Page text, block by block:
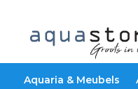
Aquaria & Meubels